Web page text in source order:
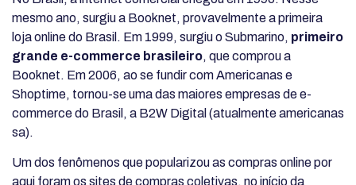
mesmo ano, surgiu a Booknet, provavelmente a primeira
loja online do Brasil. Em 1999, surgiu o Submarino, primeiro
grande e-commerce brasileiro, que comprou a
Booknet. Em 2006, ao se fundir com Americanas e
Shoptime, tornou-se uma das maiores empresas de e-
commerce do Brasil, a B2W Digital (atualmente americanas
sa).
Um dos fenômenos que popularizou as compras online por
aqui foram os sites de compras coletivas, no início da